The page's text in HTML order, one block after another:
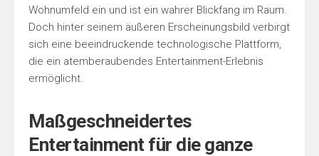
Wohnumfeld ein und ist ein wahrer Blickfang im Raum.
Doch hinter seinem äußeren Erscheinungsbild verbirgt
sich eine beeindruckende technologische Plattform,
die ein atemberaubendes Entertainment-Erlebnis
ermöglicht.
Maßgeschneidertes
Entertainment für die ganze